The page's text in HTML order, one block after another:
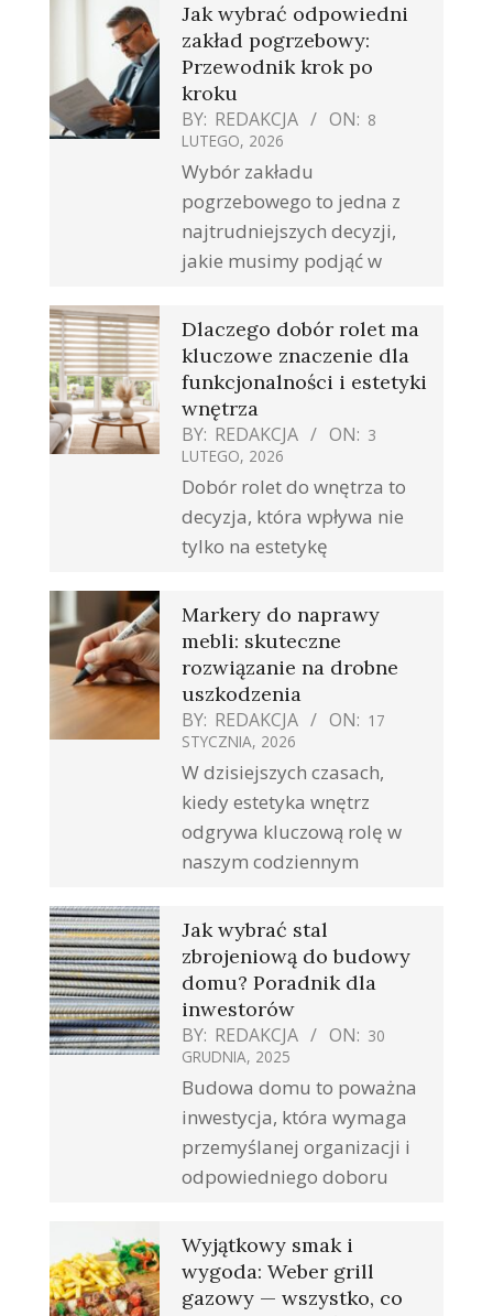
Jak wybrać odpowiedni
zakład pogrzebowy:
Przewodnik krok po
kroku
BY: REDAKCJA ON: 8
LUTEGO, 2026
Wybór zakładu
pogrzebowego to jedna z
najtrudniejszych decyzji,
jakie musimy podjąć w
Dlaczego dobór rolet ma
kluczowe znaczenie dla
funkcjonalności i estetyki
wnętrza
BY: REDAKCJA ON: 3
LUTEGO, 2026
Dobór rolet do wnętrza to
decyzja, która wpływa nie
tylko na estetykę
Markery do naprawy
mebli: skuteczne
rozwiązanie na drobne
uszkodzenia
BY: REDAKCJA ON: 17
STYCZNIA, 2026
W dzisiejszych czasach,
kiedy estetyka wnętrz
odgrywa kluczową rolę w
naszym codziennym
Jak wybrać stal
zbrojeniową do budowy
domu? Poradnik dla
inwestorów
BY: REDAKCJA ON: 30
GRUDNIA, 2025
Budowa domu to poważna
inwestycja, która wymaga
przemyślanej organizacji i
odpowiedniego doboru
Wyjątkowy smak i
wygoda: Weber grill
gazowy — wszystko, co